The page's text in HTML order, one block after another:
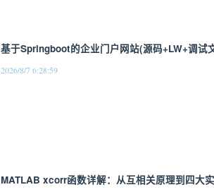
基于Springboot的企业门户网站(源码+LW+调试
2026/8/7 6:28:59
MATLAB xcorr函数详解：从互相关原理到四大